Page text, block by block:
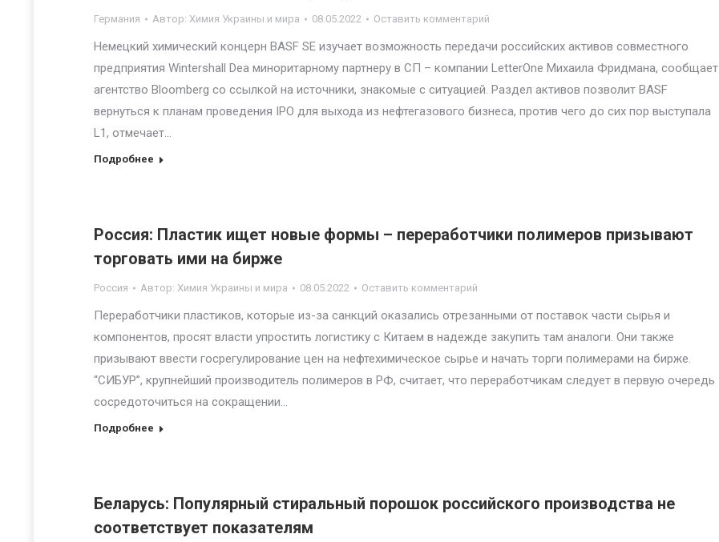
Германия Автор: Химия Украины и мира 08.05.2022 Оставить комментарий
Немецкий химический концерн BASF SE изучает возможность передачи российских активов совместного
предприятия Wintershall Dea миноритарному партнеру в СП – компании LetterOne Михаила Фридмана, сообщает
агентство Bloomberg со ссылкой на источники, знакомые с ситуацией. Раздел активов позволит BASF
вернуться к планам проведения IPO для выхода из нефтегазового бизнеса, против чего до сих пор выступала
L1, отмечает…
Подробнее
Россия: Пластик ищет новые формы – переработчики полимеров призывают
торговать ими на бирже
Россия Автор: Химия Украины и мира 08.05.2022 Оставить комментарий
Переработчики пластиков, которые из-за санкций оказались отрезанными от поставок части сырья и
компонентов, просят власти упростить логистику с Китаем в надежде закупить там аналоги. Они также
призывают ввести госрегулирование цен на нефтехимическое сырье и начать торги полимерами на бирже.
“СИБУР”, крупнейший производитель полимеров в РФ, считает, что переработчикам следует в первую очередь
сосредоточиться на сокращении…
Подробнее
Беларусь: Популярный стиральный порошок российского производства не
соответствует показателям